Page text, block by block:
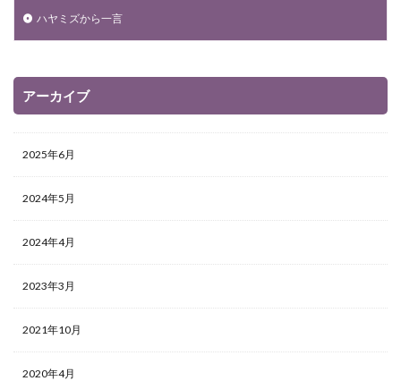
ハヤミズから一言
アーカイブ
2025年6月
2024年5月
2024年4月
2023年3月
2021年10月
2020年4月